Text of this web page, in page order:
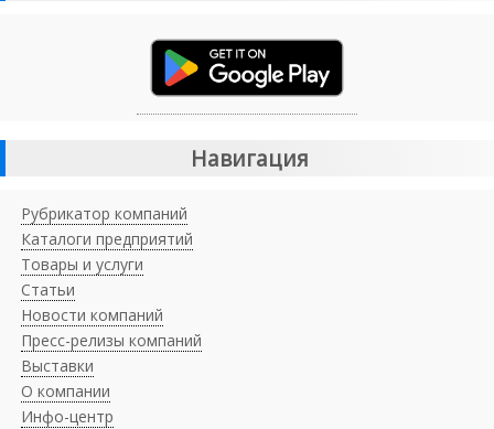
Навигация
Рубрикатор компаний
Каталоги предприятий
Товары и услуги
Статьи
Новости компаний
Пресс-релизы компаний
Выставки
О компании
Инфо-центр